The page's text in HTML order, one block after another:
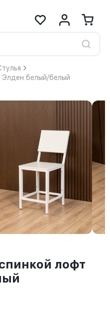
Элден белый/белый
лофт